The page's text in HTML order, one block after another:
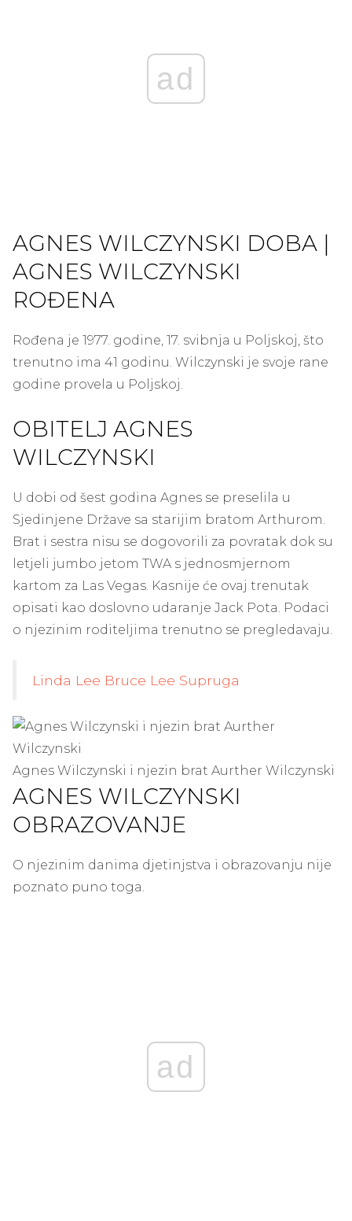
ad
AGNES WILCZYNSKI DOBA |
AGNES WILCZYNSKI
ROĐENA
Rođena je 1977. godine, 17. svibnja u Poljskoj, što
trenutno ima 41 godinu. Wilczynski je svoje rane
godine provela u Poljskoj.
OBITELJ AGNES
WILCZYNSKI
U dobi od šest godina Agnes se preselila u
Sjedinjene Države sa starijim bratom Arthurom.
Brat i sestra nisu se dogovorili za povratak dok su
letjeli jumbo jetom TWA s jednosmjernom
kartom za Las Vegas. Kasnije će ovaj trenutak
opisati kao doslovno udaranje Jack Pota. Podaci
o njezinim roditeljima trenutno se pregledavaju.
Linda Lee Bruce Lee Supruga
Agnes Wilczynski i njezin brat Aurther Wilczynski
AGNES WILCZYNSKI
OBRAZOVANJE
O njezinim danima djetinjstva i obrazovanju nije
poznato puno toga.
ad